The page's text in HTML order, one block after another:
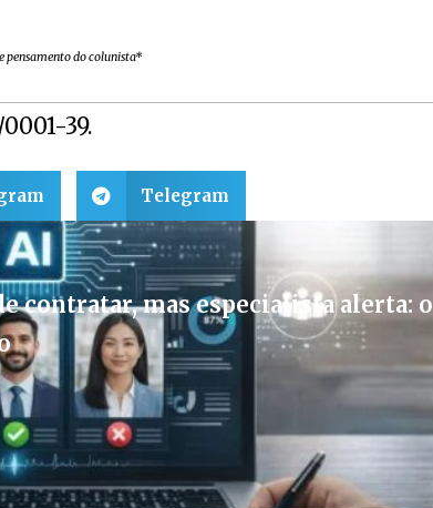
pensamento do colunista*
0001-39.
Telegram
contratar, mas especialista alerta: o